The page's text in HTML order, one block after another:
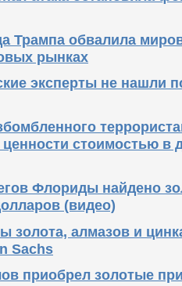
Трампа обвалила
рынках
эксперты не нашли
стоимостью в
Флориды найдено
(видео)
золота, алмазов и
Sachs
приобрел золотые